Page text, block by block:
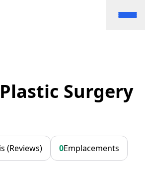
Surgery
(Reviews) 0Emplacements